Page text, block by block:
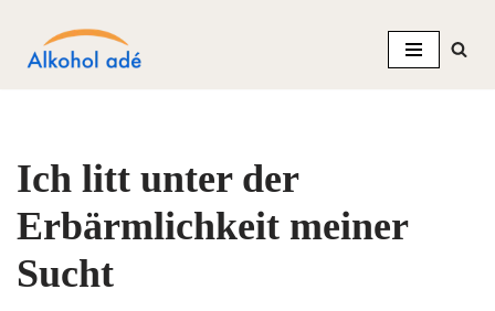
Zum
Ich litt unter der
Erbärmlichkeit meiner
Sucht